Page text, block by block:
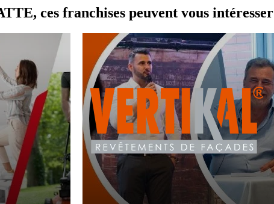
ces franchises peuvent vous intéresser